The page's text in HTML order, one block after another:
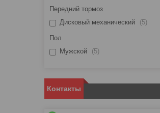
Передний тормоз
Дисковый механический
5
Пол
Мужской
5
Контакты